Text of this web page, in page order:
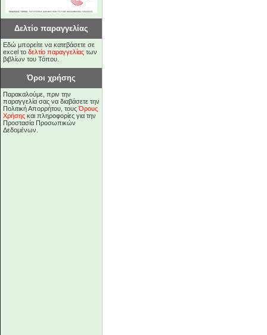
Δελτίο παραγγελίας
Εδώ μπορείτε να κατεβάσετε σε
excel το δελτίο παραγγελίας των
βιβλίων του Τόπου.
Όροι χρήσης
Παρακαλούμε, πριν την
παραγγελία σας να διαβάσετε την
Πολιτική Απορρήτου, τουςΌρους
Χρήσης και πληροφορίες για την
Προστασία Προσωπικών
Δεδομένων.